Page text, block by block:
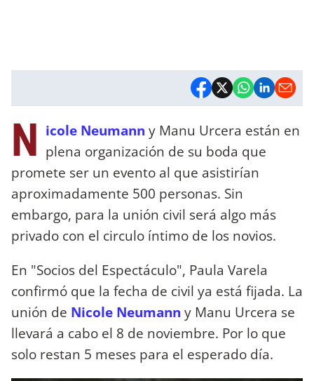
N icole Neumann y Manu Urcera están en
plena organización de su boda que
promete ser un evento al que asistirían
aproximadamente 500 personas. Sin
embargo, para la unión civil será algo más
privado con el circulo íntimo de los novios.
En "Socios del Espectáculo", Paula Varela
confirmó que la fecha de civil ya está fijada. La
unión de Nicole Neumann y Manu Urcera se
llevará a cabo el 8 de noviembre. Por lo que
solo restan 5 meses para el esperado día.